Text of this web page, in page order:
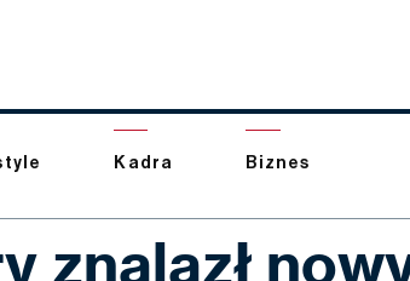
Kadra Biznes
znalazł